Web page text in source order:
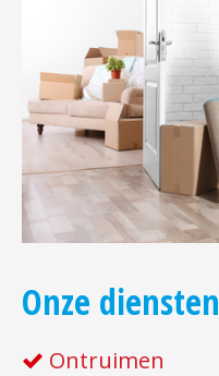
Onze diensten
Ontruimen